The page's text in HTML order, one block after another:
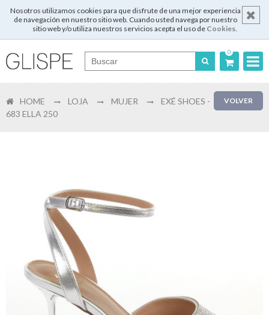
Nosotros utilizamos cookies para que disfrute de una mejor experiencia
de navegación en nuestro sitio web. Cuando usted navega por nuestro
sitio web y/o utiliza nuestros servicios acepta el uso de Cookies.
0
English
Login
Registrar
Mi
cesta
VOLVER
HOME LOJA MUJER
EXÉ SHOES -
683 ELLA 250